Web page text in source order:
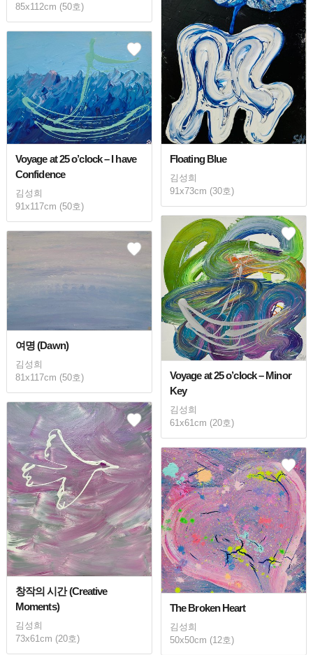
85x112cm (50호)
Floating Blue
김성희
91x73cm (30호)
Voyage at 25 o’clock – I have
Confidence
김성희
91x117cm (50호)
Voyage at 25 o’clock – Minor
Key
김성희
61x61cm (20호)
여명 (Dawn)
김성희
81x117cm (50호)
창작의 시간 (Creative
Moments)
김성희
73x61cm (20호)
The Broken Heart
김성희
50x50cm (12호)